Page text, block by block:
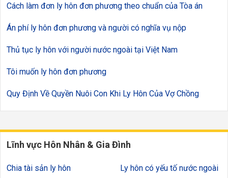
Cách làm đơn ly hôn đơn phương theo chuẩn của Tòa án
Án phí ly hôn đơn phương và người có nghĩa vụ nộp
Thủ tục ly hôn với người nước ngoài tại Việt Nam
Tôi muốn ly hôn đơn phương
Quy Định Về Quyền Nuôi Con Khi Ly Hôn Của Vợ Chồng
Lĩnh vực Hôn Nhân & Gia Đình
Chia tài sản ly hôn Ly hôn có yếu tố nước ngoài